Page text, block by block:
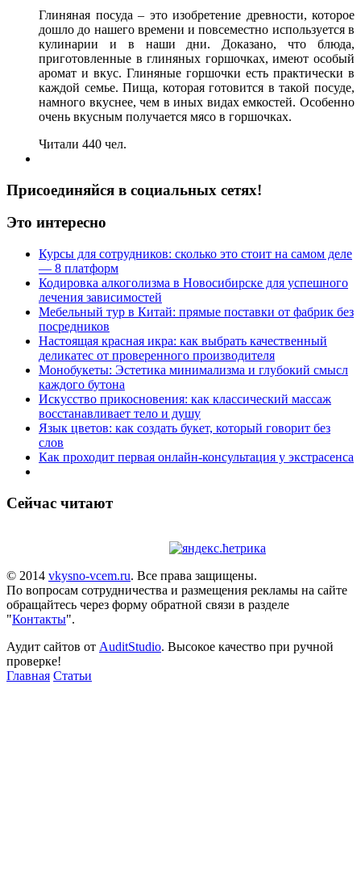
Глиняная посуда – это изобретение древности, которое
дошло до нашего времени и повсеместно используется в
кулинарии и в наши дни. Доказано, что блюда,
приготовленные в глиняных горшочках, имеют особый
аромат и вкус. Глиняные горшочки есть практически в
каждой семье. Пища, которая готовится в такой посуде,
намного вкуснее, чем в иных видах емкостей. Особенно
очень вкусным получается мясо в горшочках.
Читали 440 чел.
Присоединяйся в социальных сетях!
Это интересно
Курсы для сотрудников: сколько это стоит на самом деле
— 8 платформ
Кодировка алкоголизма в Новосибирске для успешного
лечения зависимостей
Мебельный тур в Китай: прямые поставки от фабрик без
посредников
Настоящая красная икра: как выбрать качественный
деликатес от проверенного производителя
Монобукеты: Эстетика минимализма и глубокий смысл
каждого бутона
Искусство прикосновения: как классический массаж
восстанавливает тело и душу
Язык цветов: как создать букет, который говорит без
слов
Как проходит первая онлайн-консультация у экстрасенса
Сейчас читают
© 2014 vkysno-vcem.ru. Все права защищены.
По вопросам сотрудничества и размещения рекламы на сайте
обращайтесь через форму обратной связи в разделе
"Контакты".
Аудит сайтов от AuditStudio. Высокое качество при ручной
проверке!
Главная Статьи